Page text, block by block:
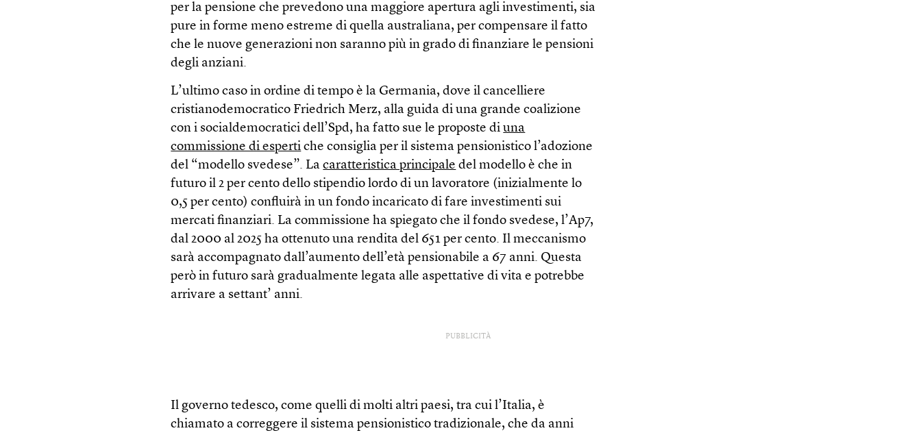
per la pensione che prevedono una maggiore apertura agli investimenti, sia
pure in forme meno estreme di quella australiana, per compensare il fatto
che le nuove generazioni non saranno più in grado di finanziare le pensioni
degli anziani.
L’ultimo caso in ordine di tempo è la Germania, dove il cancelliere
cristianodemocratico Friedrich Merz, alla guida di una grande coalizione
con i socialdemocratici dell’Spd, ha fatto sue le proposte diuna
commissione di esperti che consiglia per il sistema pensionistico l’adozione
del “modello svedese”. Lacaratteristica principale del modello è che in
futuro il 2 per cento dello stipendio lordo di un lavoratore (inizialmente lo
0,5 per cento) confluirà in un fondo incaricato di fare investimenti sui
mercati finanziari. La commissione ha spiegato che il fondo svedese, l’Ap7,
dal 2000 al 2025 ha ottenuto una rendita del 651 per cento. Il meccanismo
sarà accompagnato dall’aumento dell’età pensionabile a 67 anni. Questa
però in futuro sarà gradualmente legata alle aspettative di vita e potrebbe
arrivare a settant’ anni.
PUBBLICITÀ
Il governo tedesco, come quelli di molti altri paesi, tra cui l’Italia, è
chiamato a correggere il sistema pensionistico tradizionale, che da anni